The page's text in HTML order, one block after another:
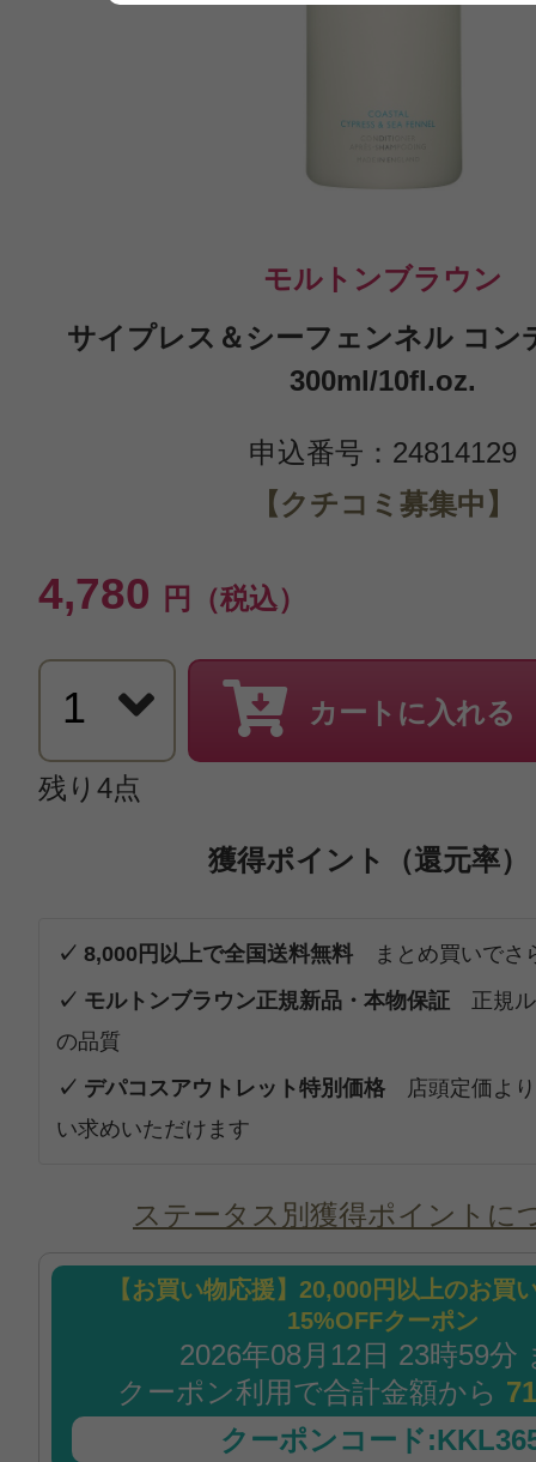
モルトンブラウン
サイプレス＆シーフェンネル コン
300ml/10fl.oz.
申込番号：24814129
【クチコミ募集中】
4,780 円（税込）
カートに入れる
残り4点
獲得ポイント（還元率）
✓ 8,000円以上で全国送料無料 まとめ買いでさ
✓ モルトンブラウン正規新品・本物保証 正規ル
の品質
✓ デパコスアウトレット特別価格 店頭定価よ
い求めいただけます
ステータス別獲得ポイントに
【お買い物応援】20,000円以上のお買
15%OFFクーポン
2026年08月12日 23時59分
クーポン利用で合計金額から
クーポンコード